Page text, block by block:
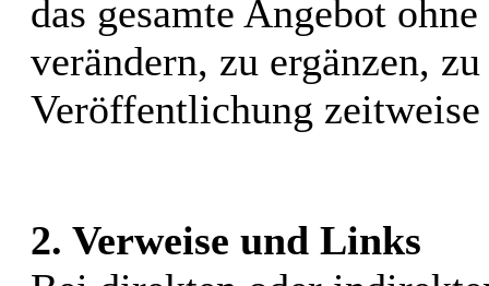
das gesamte Angebot
verändern, zu ergänzen,
Veröffentlichung
2. Verweise und Links